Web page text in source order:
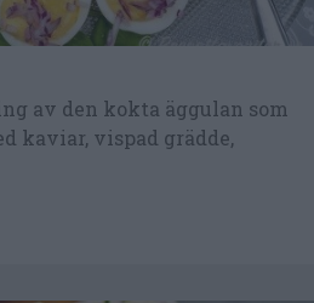
av den kokta äggulan som
kaviar, vispad grädde,